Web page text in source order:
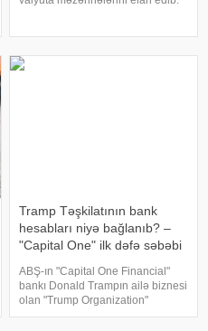
qalaraq 1,700 manat təşkil edir
Tramp Təşkilatının bank
hesabları niyə bağlanıb? –
"Capital One" ilk dəfə səbəbi
ABŞ-ın "Capital One Financial"
bankı Donald Trampın ailə biznesi
olan "Trump Organization"
tərəfindən qaldırılan iddiaya